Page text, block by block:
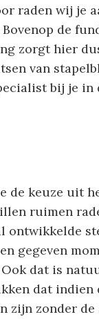
raden wij je
de
zorgt hier
van
bij je in
de keuze uit
ruimen
ontwikkelde
gegeven
Ook dat is
dat indien
zijn zonder de